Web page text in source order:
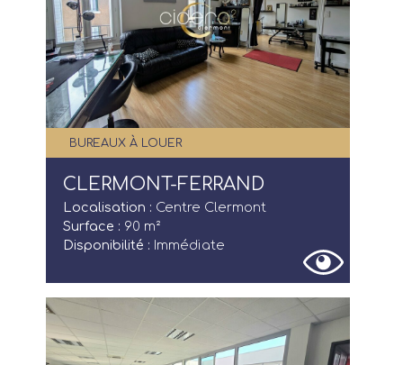
BUREAUX À LOUER
CLERMONT-FERRAND
Localisation : Centre Clermont
Surface : 90 m²
Disponibilité : Immédiate